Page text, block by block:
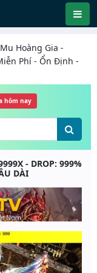
Mu Hoàng Gia -
Phí - Ổn Định -
hôm nay
- DROP: 999%
DÀI